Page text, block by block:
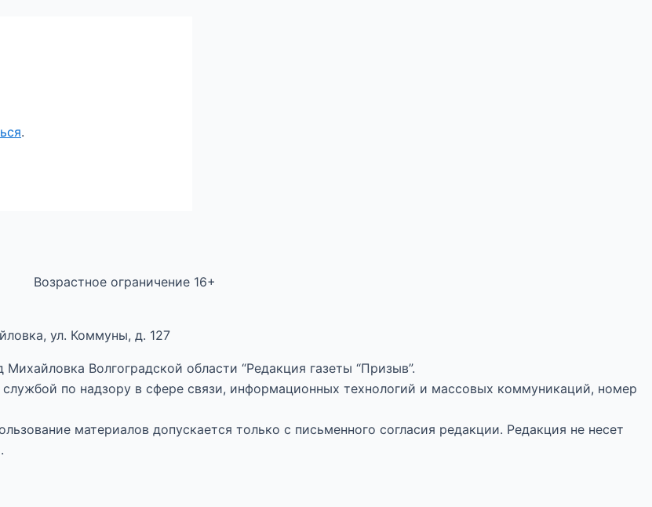
.
Возрастное ограничение 16+
ул. Коммуны, д. 127
Волгоградской области “Редакция газеты “Призыв”.
по надзору в сфере связи, информационных технологий и массовых коммуникаций, номер
материалов допускается только с письменного согласия редакции. Редакция не несет